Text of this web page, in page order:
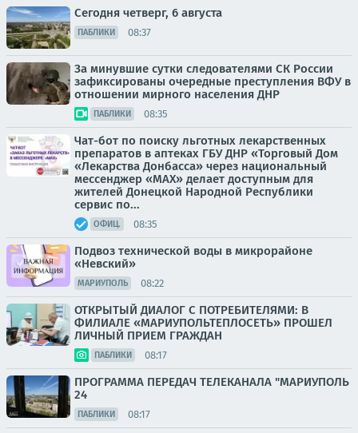
Сегодня четверг, 6 августа
ПАБЛИКИ 08:37
За минувшие сутки следователями СК России
зафиксированы очередные преступления ВФУ в
отношении мирного населения ДНР
ПАБЛИКИ 08:35
Чат-бот по поиску льготных лекарственных
препаратов в аптеках ГБУ ДНР «Торговый Дом
«Лекарства Донбасса» через национальный
мессенджер «МАХ» делает доступным для
жителей Донецкой Народной Республики
сервис по...
ОФИЦ. 08:35
Подвоз технической воды в микрорайоне
«Невский»
МАРИУПОЛЬ 08:22
ОТКРЫТЫЙ ДИАЛОГ С ПОТРЕБИТЕЛЯМИ: В
ФИЛИАЛЕ «МАРИУПОЛЬТЕПЛОСЕТЬ» ПРОШЕЛ
ЛИЧНЫЙ ПРИЕМ ГРАЖДАН
ПАБЛИКИ 08:17
ПРОГРАММА ПЕРЕДАЧ ТЕЛЕКАНАЛА "МАРИУПОЛЬ
24
ПАБЛИКИ 08:17